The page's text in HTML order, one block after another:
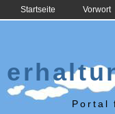
Startseite Vorwort
Portal